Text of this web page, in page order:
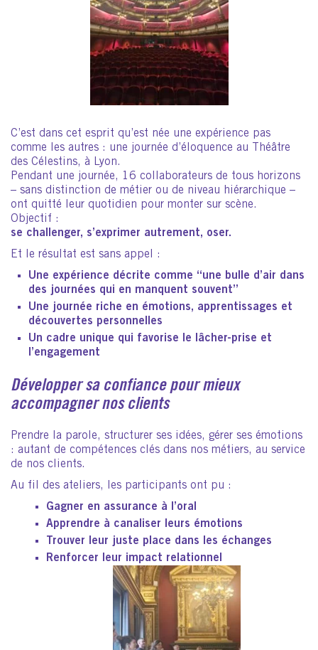
C’est dans cet esprit qu’est née une expérience pas
comme les autres : une journée d’éloquence au Théâtre
des Célestins, à Lyon.
Pendant une journée, 16 collaborateurs de tous horizons
– sans distinction de métier ou de niveau hiérarchique –
ont quitté leur quotidien pour monter sur scène.
Objectif :
se challenger, s’exprimer autrement, oser.
Et le résultat est sans appel :
Une expérience décrite comme “une bulle d’air dans
des journées qui en manquent souvent”
Une journée riche en émotions, apprentissages et
découvertes personnelles
Un cadre unique qui favorise le lâcher-prise et
l’engagement
Développer sa confiance pour mieux
accompagner nos clients
Prendre la parole, structurer ses idées, gérer ses émotions
: autant de compétences clés dans nos métiers, au service
de nos clients.
Au fil des ateliers, les participants ont pu :
Gagner en assurance à l’oral
Apprendre à canaliser leurs émotions
Trouver leur juste place dans les échanges
Renforcer leur impact relationnel